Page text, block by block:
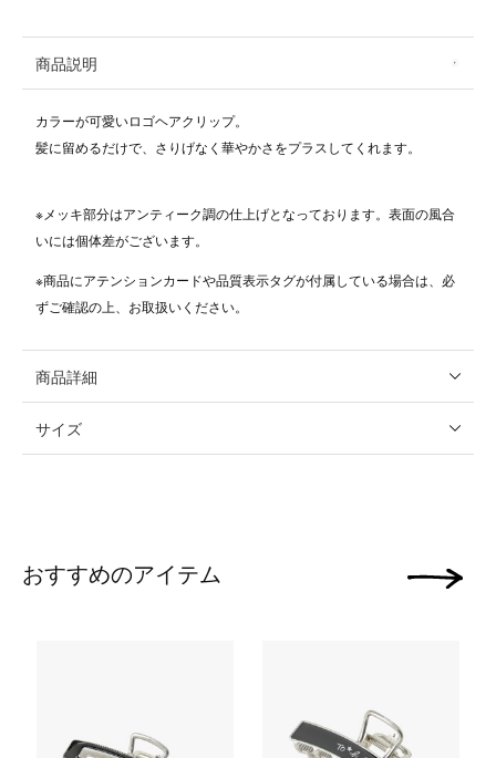
商品説明
カラーが可愛いロゴヘアクリップ。
髪に留めるだけで、さりげなく華やかさをプラスしてくれます。
※メッキ部分はアンティーク調の仕上げとなっております。表面の風合
いには個体差がございます。
※商品にアテンションカードや品質表示タグが付属している場合は、必
ずご確認の上、お取扱いください。
商品詳細
サイズ
おすすめのアイテム 次の画像